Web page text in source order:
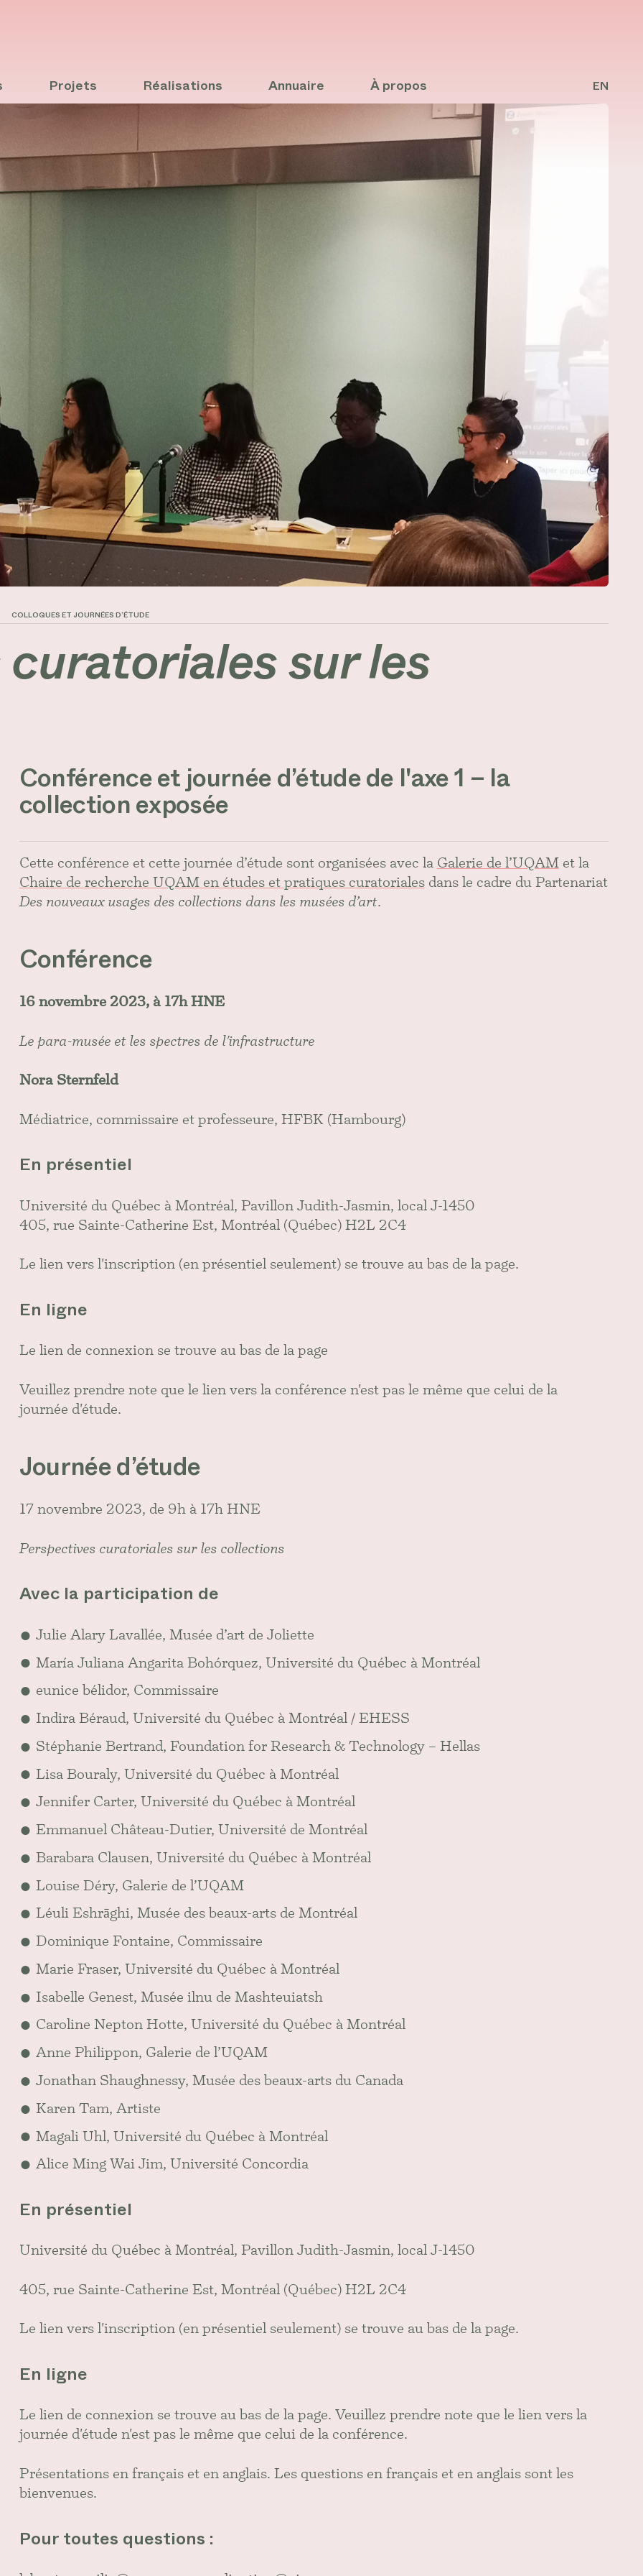
Projets Réalisations Annuaire À propos EN
eunice bélidor et Louise Déry. Photo : Marilie Labonté
COLLOQUES ET JOURNÉES D’ÉTUDE
sur les
Conférence et journée d’étude de l'axe 1 – la
collection exposée
Cette conférence et cette journée d’étude sont organisées avec la Galerie de l’UQAMet la
Chaire de recherche UQAM en études et pratiques curatorialesdans le cadre du Partenariat
Des nouveaux usages des collections dans les musées d’art.
Conférence
16 novembre 2023, à 17h HNE
Le para-musée et les spectres de l'infrastructure
Nora Sternfeld
Médiatrice, commissaire et professeure, HFBK (Hambourg)
En présentiel
Université du Québec à Montréal, Pavillon Judith-Jasmin, local J-1450
405, rue Sainte-Catherine Est, Montréal (Québec) H2L 2C4
Le lien vers l'inscription (en présentiel seulement) se trouve au bas de la page.
En ligne
Le lien de connexion se trouve au bas de la page
Veuillez prendre note que le lien vers la conférence n'est pas le même que celui de la
journée d'étude.
Journée d’étude
17 novembre 2023, de 9h à 17h HNE
Perspectives curatoriales sur les collections
Avec la participation de
Julie Alary Lavallée, Musée d’art de Joliette
María Juliana Angarita Bohórquez, Université du Québec à Montréal
eunice bélidor, Commissaire
Indira Béraud, Université du Québec à Montréal / EHESS
Stéphanie Bertrand, Foundation for Research & Technology – Hellas
Lisa Bouraly, Université du Québec à Montréal
Jennifer Carter, Université du Québec à Montréal
Emmanuel Château-Dutier, Université de Montréal
Barabara Clausen, Université du Québec à Montréal
Louise Déry, Galerie de l’UQAM
Léuli Eshrāghi, Musée des beaux-arts de Montréal
Dominique Fontaine, Commissaire
Marie Fraser, Université du Québec à Montréal
Isabelle Genest, Musée ilnu de Mashteuiatsh
Caroline Nepton Hotte, Université du Québec à Montréal
Anne Philippon, Galerie de l’UQAM
Jonathan Shaughnessy, Musée des beaux-arts du Canada
Karen Tam, Artiste
Magali Uhl, Université du Québec à Montréal
Alice Ming Wai Jim, Université Concordia
En présentiel
Université du Québec à Montréal, Pavillon Judith-Jasmin, local J-1450
405, rue Sainte-Catherine Est, Montréal (Québec) H2L 2C4
Le lien vers l'inscription (en présentiel seulement) se trouve au bas de la page.
En ligne
Le lien de connexion se trouve au bas de la page. Veuillez prendre note que le lien vers la
journée d'étude n'est pas le même que celui de la conférence.
Présentations en français et en anglais. Les questions en français et en anglais sont les
bienvenues.
Pour toutes questions :